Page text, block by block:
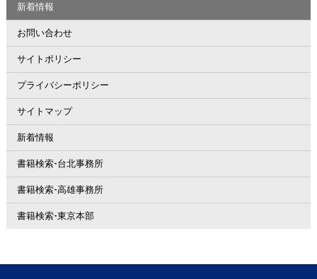
新着情報
お問い合わせ
サイトポリシー
プライバシーポリシー
サイトマップ
新着情報
書籍検索-台北事務所
書籍検索-高雄事務所
書籍検索-東京本部